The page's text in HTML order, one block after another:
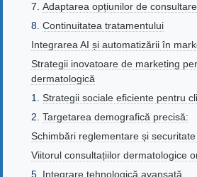
Adaptarea opțiunilor de consultare
Continuitatea tratamentului
Integrarea AI și automatizării în
Strategii inovatoare de marketing
dermatologică
Strategii sociale eficiente pentru
Targetarea demografică precisă:
Schimbări reglementare și
Viitorul consultațiilor dermatologice
Integrare tehnologică avansată